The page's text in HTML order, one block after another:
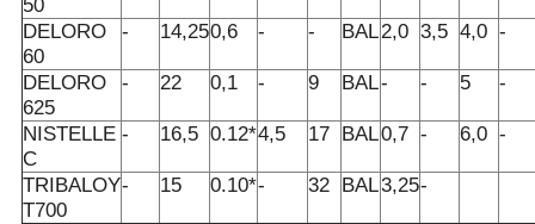
50
DELORO
60
- 14,250,6 - - BAL2,0 3,5 4,0 -
DELORO
625
- 22 0,1 - 9 BAL- - 5 -
NISTELLE
C
- 16,5 0.12*4,5 17 BAL0,7 - 6,0 -
TRIBALOY
T700
- 15 0.10*- 32 BAL3,25-